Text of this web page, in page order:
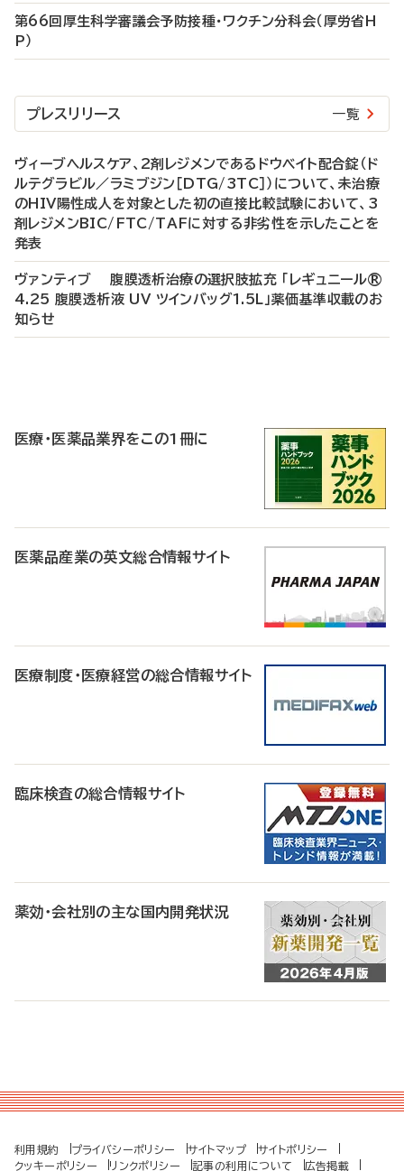
第66回厚生科学審議会予防接種・ワクチン分科会（厚労省H
P）
プレスリリース 一覧
ヴィーブヘルスケア、2剤レジメンであるドウベイト配合錠（ド
ルテグラビル／ラミブジン［DTG/3TC］）について、未治療
のHIV陽性成人を対象とした初の直接比較試験において、3
剤レジメンBIC/FTC/TAFに対する非劣性を示したことを
発表
ヴァンティブ 腹膜透析治療の選択肢拡充 「レギュニール®
4.25 腹膜透析液 UV ツインバッグ1.5L」薬価基準収載のお
知らせ
医療・医薬品業界をこの1冊に
医薬品産業の英文総合情報サイト
医療制度・医療経営の総合情報サイト
臨床検査の総合情報サイト
薬効・会社別の主な国内開発状況
利用規約 プライバシーポリシー サイトマップ
サイトポリシー
クッキーポリシー
リンクポリシー 記事の利用について 広告掲載